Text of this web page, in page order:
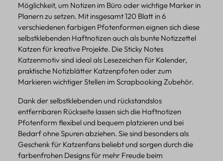
Möglichkeit, um Notizen im Büro oder wichtige Marker in
Planern zu setzen. Mit insgesamt 120 Blatt in 6
verschiedenen farbigen Pfotenformen eignen sich diese
selbstklebenden Haftnotizen auch als bunte Notizzettel
Katzen für kreative Projekte. Die Sticky Notes
Katzenmotiv sind ideal als Lesezeichen für Kalender,
praktische Notizblätter Katzenpfoten oder zum
Markieren wichtiger Stellen im Scrapbooking Zubehör.
Dank der selbstklebenden und rückstandslos
entfernbaren Rückseite lassen sich die Haftnotizen
Pfotenform flexibel und bequem platzieren und bei
Bedarf ohne Spuren abziehen. Sie sind besonders als
Geschenk für Katzenfans beliebt und sorgen durch die
farbenfrohen Designs für mehr Freude beim